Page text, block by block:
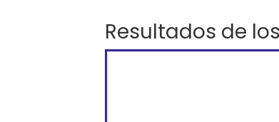
Resultados de